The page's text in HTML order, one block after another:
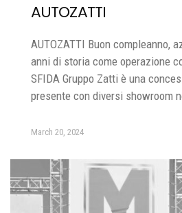
AUTOZATTI
AUTOZATTI Buon compleanno,
anni di storia come operazione
SFIDA Gruppo Zatti è una
presente con diversi showroom
March 20, 2024